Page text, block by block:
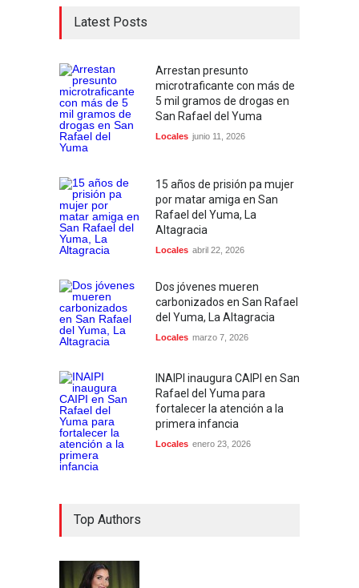
Latest Posts
Arrestan presunto
microtraficante con más de
5 mil gramos de drogas en
San Rafael del Yuma
Locales junio 11, 2026
15 años de prisión pa mujer
por matar amiga en San
Rafael del Yuma, La
Altagracia
Locales abril 22, 2026
Dos jóvenes mueren
carbonizados en San Rafael
del Yuma, La Altagracia
Locales marzo 7, 2026
INAIPI inaugura CAIPI en San
Rafael del Yuma para
fortalecer la atención a la
primera infancia
Locales enero 23, 2026
Top Authors